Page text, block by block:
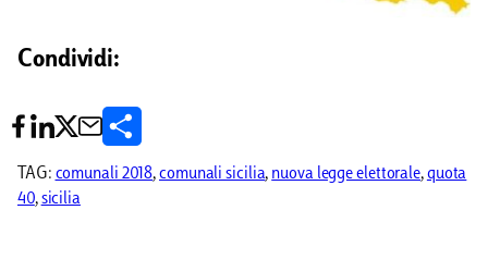
Condividi:
o
TAG: comunali 2018, comunali sicilia, nuova legge elettorale, quota
40, sicilia